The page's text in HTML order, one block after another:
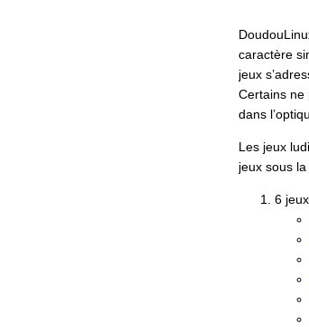
caractère
jeux
Certains ne
dans
Les jeux
jeux sous
6